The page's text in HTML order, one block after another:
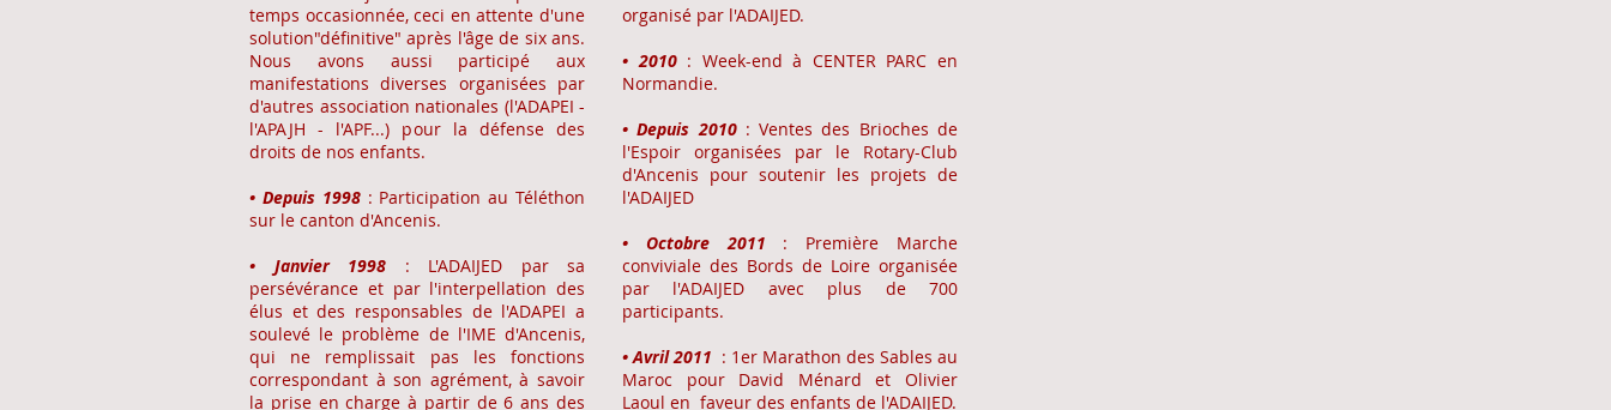
temps occasionnée, ceci en attente d'une
solution"définitive" après l'âge de six ans.
Nous avons aussi participé aux
manifestations diverses organisées par
d'autres association nationales (l'ADAPEI -
l'APAJH - l'APF...) pour la défense des
droits de nos enfants.
• Depuis 1998: Participation au Téléthon
sur le canton d'Ancenis.
• Janvier 1998 : L'ADAIJED par sa
persévérance et par l'interpellation des
élus et des responsables de l'ADAPEI a
soulevé le problème de l'IME d'Ancenis,
qui ne remplissait pas les fonctions
correspondant à son agrément, à savoir
la prise en charge à partir de 6 ans des
organisé par l'ADAIJED.
• 2010: Week-end à CENTER PARC en
Normandie.
• Depuis 2010: Ventes des Brioches de
l'Espoir organisées par le Rotary-Club
d'Ancenis pour soutenir les projets de
l'ADAIJED
• Octobre 2011 : Première Marche
conviviale des Bords de Loire organisée
par l'ADAIJED avec plus de 700
participants.
• Avril 2011 : 1er Marathon des Sables au
Maroc pour David Ménard et Olivier
Laoul en faveur des enfants de l'ADAIJED.